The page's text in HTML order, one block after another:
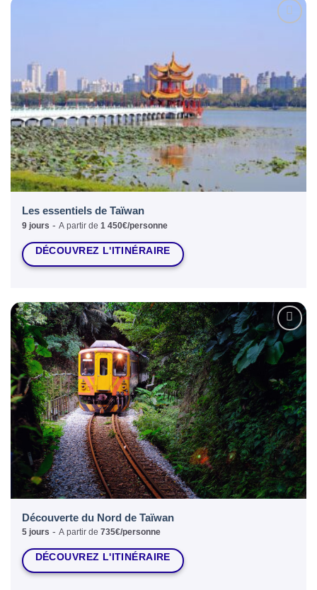
Les essentiels de Taïwan
9 jours - A partir de 1 450€/personne
DÉCOUVREZ L'ITINÉRAIRE
Ajouter
à la liste
d’envies
Découverte du Nord de Taïwan
5 jours - A partir de 735€/personne
DÉCOUVREZ L'ITINÉRAIRE